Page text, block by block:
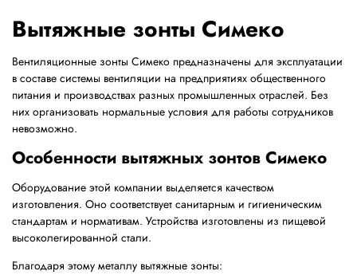
Вытяжные зонты Симеко
Вентиляционные зонты Симеко предназначены для эксплуатации
в составе системы вентиляции на предприятиях общественного
питания и производствах разных промышленных отраслей. Без
них организовать нормальные условия для работы сотрудников
невозможно.
Особенности вытяжных зонтов Симеко
Оборудование этой компании выделяется качеством
изготовления. Оно соответствует санитарным и гигиеническим
стандартам и нормативам. Устройства изготовлены из пищевой
высоколегированной стали.
Благодаря этому металлу вытяжные зонты: